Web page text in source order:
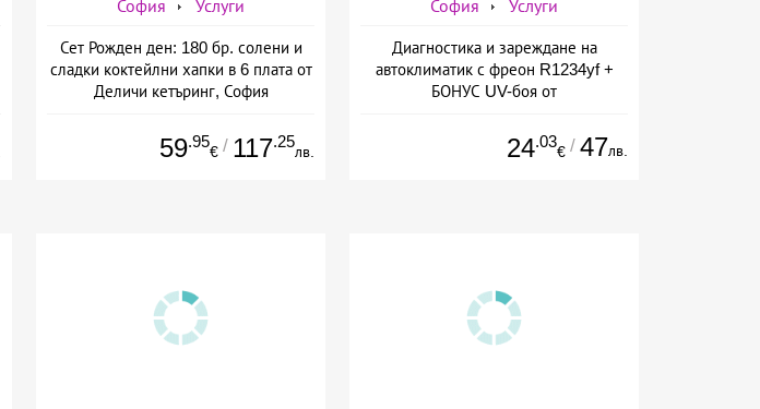
София Услуги
Сет Рожден ден: 180 бр. солени и
сладки коктейлни хапки в 6 плата от
Деличи кетъринг, София
59.95
€ / 117.25
лв.
София Услуги
Диагностика и зареждане на
автоклиматик с фреон R1234yf +
БОНУС UV-боя от
AutoClimaMASTER в Люлин
24.03
€ / 47лв.